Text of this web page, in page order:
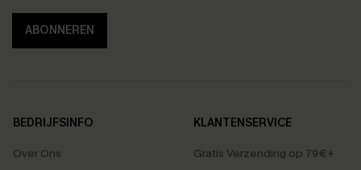
ABONNEREN
BEDRIJFSINFO
Over Ons
KLANTENSERVICE
Gratis Verzending op 79€+